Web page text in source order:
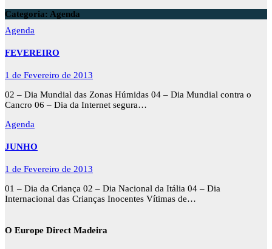
Categoria: Agenda
Agenda
FEVEREIRO
1 de Fevereiro de 2013
02 – Dia Mundial das Zonas Húmidas 04 – Dia Mundial contra o
Cancro 06 – Dia da Internet segura…
Agenda
JUNHO
1 de Fevereiro de 2013
01 – Dia da Criança 02 – Dia Nacional da Itália 04 – Dia
Internacional das Crianças Inocentes Vítimas de…
O Europe Direct Madeira